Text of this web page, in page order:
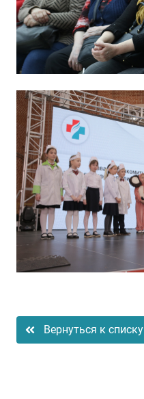
Вернуться к списку